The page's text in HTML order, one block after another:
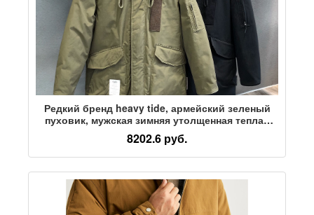
Редкий бренд heavy tide, армейский зеленый
пуховик, мужская зимняя утолщенная теплая
куртка средней длины, мужской новый стиль
8202.6 руб.